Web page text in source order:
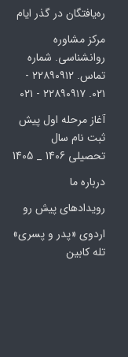
ره‌یافتگان در گذر ایام
مرکز مشاوره
روانشناسی. شماره
تماس. ۲۲۸۹۰۹۱۲ -
۰۲۱. ۲۲۸۹۰۹۱۷ - ۰۲۱
آغاز مرحله اول پیش
ثبت نام سال
تحصیلی 1406 _ 1405
درباره ما
رویدادهای پیش رو
اردوی «پدر و پسری»
تله کابین